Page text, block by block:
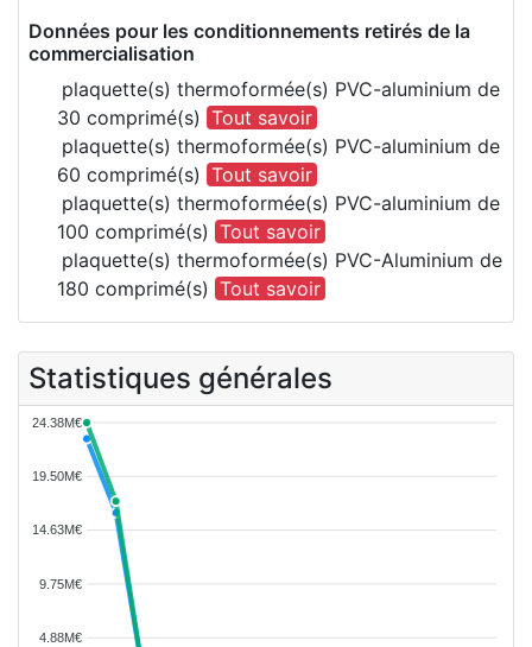
Données pour les conditionnements retirés de la
commercialisation
plaquette(s) thermoformée(s) PVC-aluminium de
30 comprimé(s) Tout savoir
plaquette(s) thermoformée(s) PVC-aluminium de
60 comprimé(s) Tout savoir
plaquette(s) thermoformée(s) PVC-aluminium de
100 comprimé(s) Tout savoir
plaquette(s) thermoformée(s) PVC-Aluminium de
180 comprimé(s) Tout savoir
Statistiques générales
24.38M€
19.50M€
14.63M€
9.75M€
4.88M€